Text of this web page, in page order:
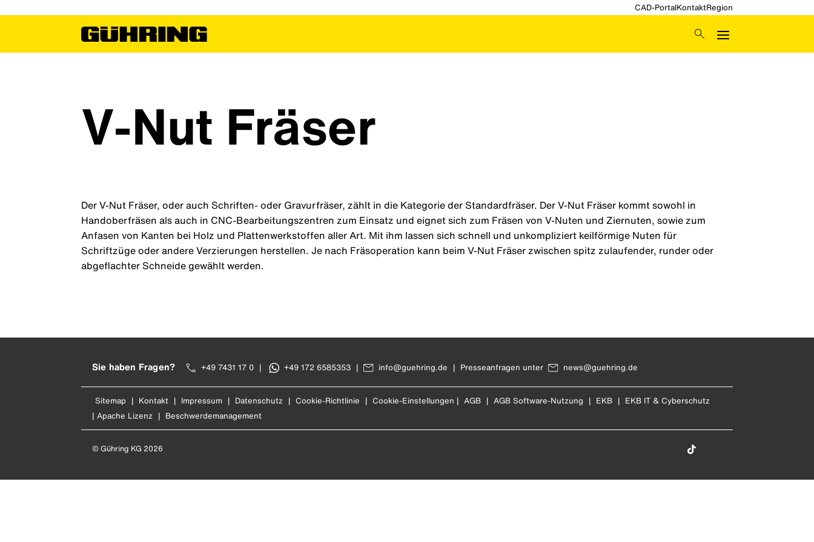
CAD-PortalKontaktRegion
V-Nut Fräser
Der V-Nut Fräser, oder auch Schriften- oder Gravurfräser, zählt in die Kategorie der Standardfräser. Der V-Nut Fräser kommt sowohl in
Handoberfräsen als auch in CNC-Bearbeitungszentren zum Einsatz und eignet sich zum Fräsen von V-Nuten und Ziernuten, sowie zum
Anfasen von Kanten bei Holz und Plattenwerkstoffen aller Art. Mit ihm lassen sich schnell und unkompliziert keilförmige Nuten für
Schriftzüge oder andere Verzierungen herstellen. Je nach Fräsoperation kann beim V-Nut Fräser zwischen spitz zulaufender, runder oder
abgeflachter Schneide gewählt werden.
Sie haben Fragen? +49 7431 17 0 | +49 172 6585353 | info@guehring.de | Presseanfragen unter news@guehring.de
Sitemap | Kontakt | Impressum | Datenschutz | Cookie-Richtlinie | Cookie-Einstellungen | AGB | AGB Software-Nutzung | EKB | EKB IT & Cyberschutz
| Apache Lizenz | Beschwerdemanagement
© Gühring KG 2026